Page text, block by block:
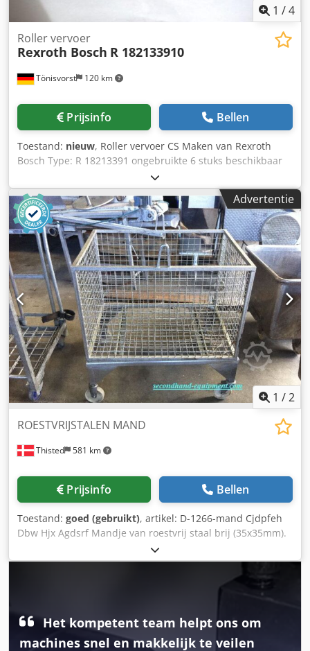
1 /4
Tönisvorst 120 km
Roller vervoer
Rexroth Bosch R 182133910
Prijsinfo Bellen
Toestand: nieuw, Roller vervoer CS Maken van Rexroth
Bosch Type: R 18213391 ongebruikte 6 stuks beschikbaar
Advertentie
1 /2
Thisted 581 km
ROESTVRIJSTALEN MAND
Prijsinfo Bellen
Toestand: goed (gebruikt), artikel: D-1266-mand Cjdpfeh
Dbw Hjx Agdsrf Mandje van roestvrij staal brij (35x35mm).
7 stuks + een roller. Afm.: 64 X 90 X 60 cm.
Het kompetent team helpt ons om
machines snel en makkelijk te veilen